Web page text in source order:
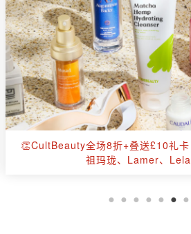
白送40ml全新黑白绷带🎁赫莲娜官网
礼12件🔥新品&套组🟢绿宝瓶